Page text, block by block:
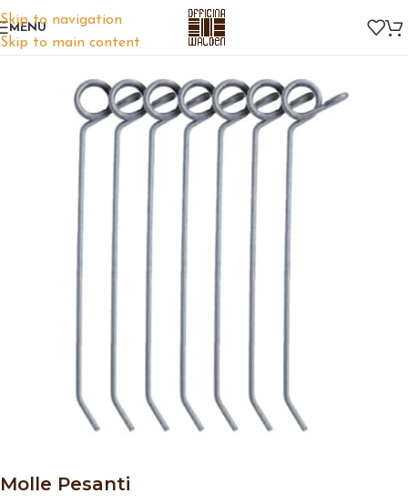
Skip to navigation
Skip to main content
MENU
Molle Pesanti